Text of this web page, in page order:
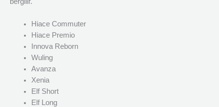
Hiace Commuter
Hiace Premio
Innova Reborn
Wuling
Avanza
Xenia
Elf Short
Elf Long